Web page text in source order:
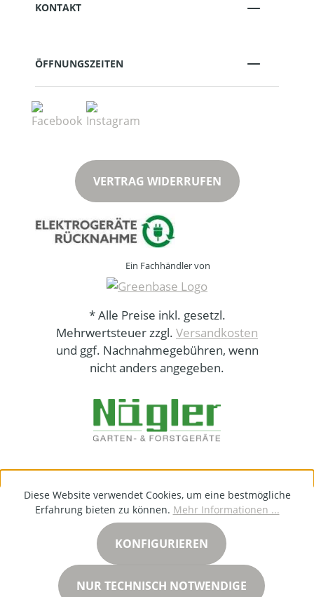
KONTAKT
ÖFFNUNGSZEITEN
VERTRAG WIDERRUFEN
Ein Fachhändler von
* Alle Preise inkl. gesetzl.
Mehrwertsteuer zzgl. Versandkosten
und ggf. Nachnahmegebühren, wenn
nicht anders angegeben.
Diese Website verwendet Cookies, um eine bestmögliche
Erfahrung bieten zu können. Mehr Informationen ...
NUR TECHNISCH NOTWENDIGE
KONFIGURIEREN